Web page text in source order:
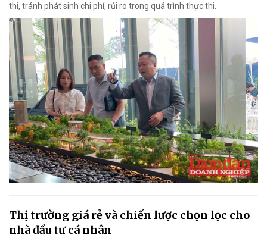
thi, tránh phát sinh chi phí, rủi ro trong quá trình thực thi.
Thị trường giá rẻ và chiến lược chọn lọc cho
nhà đầu tư cá nhân